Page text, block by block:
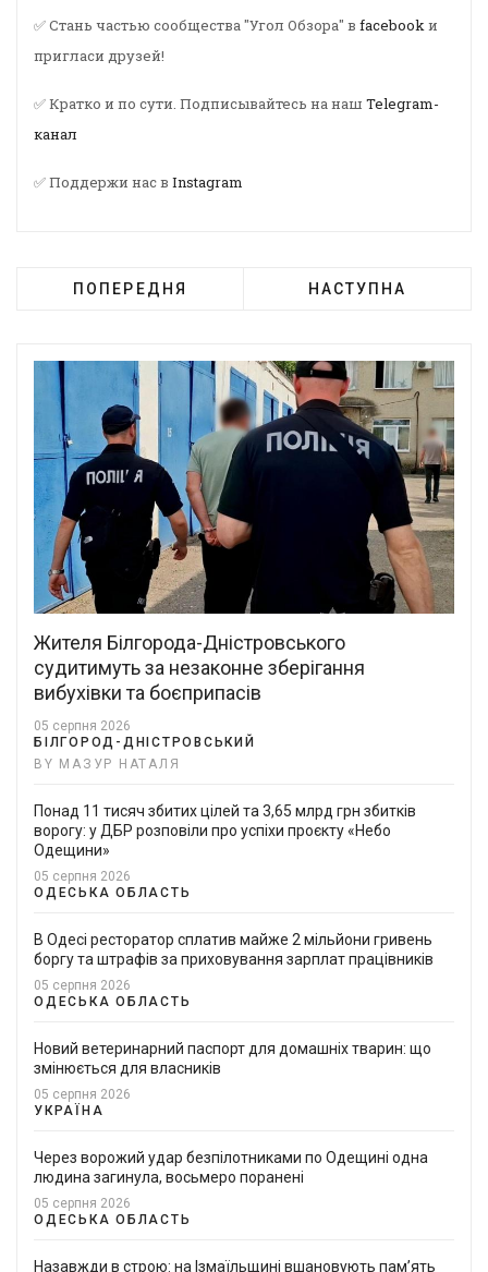
✅ Стань частью сообщества "Угол Обзора" в facebookи
пригласи друзей!
✅ Кратко и по сути. Подписывайтесь на наш Telegram-
канал
✅ Поддержи нас в Instagram
ПОПЕРЕДНЯ НАСТУПНА
Жителя Білгорода-Дністровського
судитимуть за незаконне зберігання
вибухівки та боєприпасів
05 серпня 2026
БІЛГОРОД-ДНІСТРОВСЬКИЙ
BY МАЗУР НАТАЛЯ
Понад 11 тисяч збитих цілей та 3,65 млрд грн збитків
ворогу: у ДБР розповіли про успіхи проєкту «Небо
Одещини»
05 серпня 2026
ОДЕСЬКА ОБЛАСТЬ
В Одесі ресторатор сплатив майже 2 мільйони гривень
боргу та штрафів за приховування зарплат працівників
05 серпня 2026
ОДЕСЬКА ОБЛАСТЬ
Новий ветеринарний паспорт для домашніх тварин: що
змінюється для власників
05 серпня 2026
УКРАЇНА
Через ворожий удар безпілотниками по Одещині одна
людина загинула, восьмеро поранені
05 серпня 2026
ОДЕСЬКА ОБЛАСТЬ
Назавжди в строю: на Ізмаїльщині вшановують пам’ять